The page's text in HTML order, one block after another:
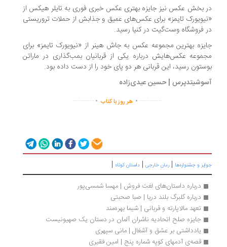
بخش عکس نیز جایزه بهتری عکس خبری فوری به تایلر هیکس از
تایمز» برای عکس‌های عمیق و جذابش از حملات تروریستی
فروشگاه وست‌گیت در کنیا رسید.
بهترین مجموعه عکس به جاش هینر از «نیویورک تایمز» برای
عکس‌هایش درباره یکی از قربانیان بمب‌گذاری در ماراتن
رسید، این قربانی هر دو پای خود را از دست داده بود.
| حسین عیدی‌زاده
...............
. هر روز با کتاب .
..............
و جشنواره‌ها|رمان خارجی|داستان کوتاه|
درباره داستان‌های لغت فروش | مهسا شمسی‌پور
درباره گلبرگ بلند دریا | صبا صحبتی
تعهد مالاپارته و قربانی | شيما بهره‌مند
جایزه صلح اتحادیه ناشران آلمان در دستان یک صهیونیست
یادداشتی بر عشق و آشغال | مانی سپهری
قصه‌ی آدمهای کوپه شماره پنج | امین فقیری